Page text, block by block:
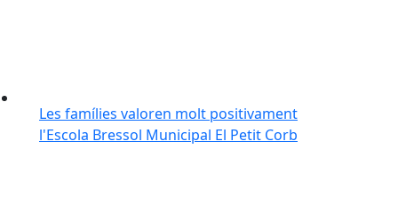
Les famílies valoren molt positivament
l'Escola Bressol Municipal El Petit Corb